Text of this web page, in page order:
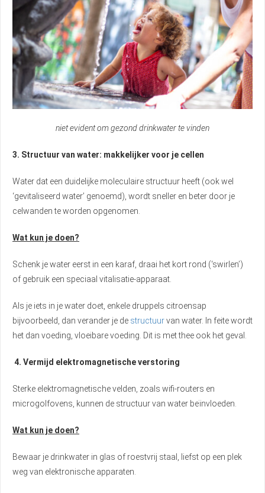
niet evident om gezond drinkwater te vinden
3. Structuur van water: makkelijker voor je cellen
Water dat een duidelijke moleculaire structuur heeft (ook wel
‘gevitaliseerd water’ genoemd), wordt sneller en beter door je
celwanden te worden opgenomen.
Wat kun je doen?
Schenk je water eerst in een karaf, draai het kort rond (‘swirlen’)
of gebruik een speciaal vitalisatie-apparaat.
Als je iets in je water doet, enkele druppels citroensap
bijvoorbeeld, dan verander je de structuurvan water. In feite wordt
het dan voeding, vloeibare voeding. Dit is met thee ook het geval.
4. Vermijd elektromagnetische verstoring
Sterke elektromagnetische velden, zoals wifi-routers en
microgolfovens, kunnen de structuur van water beïnvloeden.
Wat kun je doen?
Bewaar je drinkwater in glas of roestvrij staal, liefst op een plek
weg van elektronische apparaten.